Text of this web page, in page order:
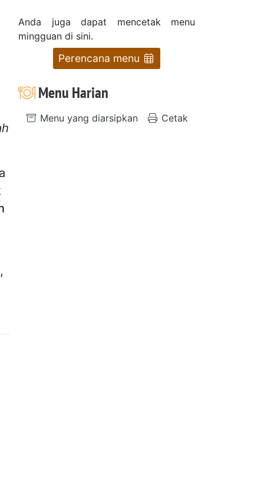
Anda juga dapat mencetak menu
mingguan di sini.
Perencana menu
Menu Harian
Menu yang diarsipkan Cetak